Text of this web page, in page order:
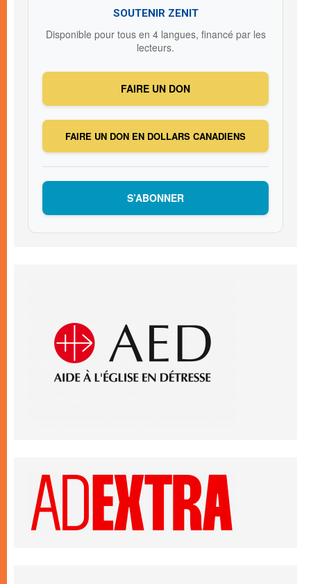
SOUTENIR ZENIT
Disponible pour tous en 4 langues, financé par les
lecteurs.
FAIRE UN DON
FAIRE UN DON EN DOLLARS CANADIENS
S’ABONNER